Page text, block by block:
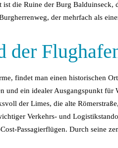
die Ruine der Burg Balduinseck,
der mehrfach als
der
findet man einen historischen
und ein idealer Ausgangspunkt
der Limes, die alte
Verkehrs- und
Passagierflügen. Durch seine